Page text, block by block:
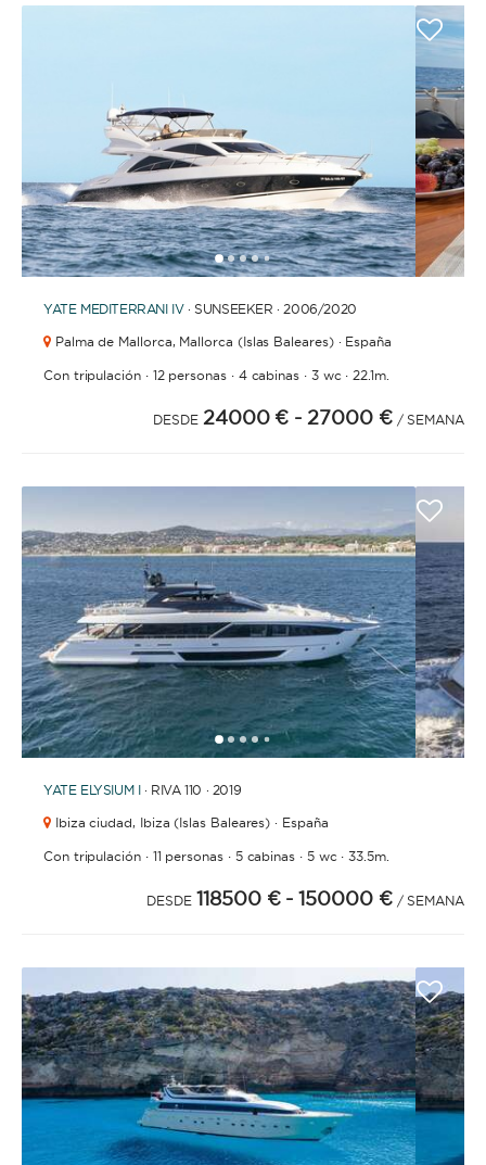
12345 6789101112131415161718192021
YATE MEDITERRANI IV· SUNSEEKER · 2006/2020
Palma de Mallorca, Mallorca (Islas Baleares) · España
Con tripulación· 12 personas· 4 cabinas · 3 wc· 22.1m.
DESDE 24000 € - 27000 € / SEMANA
12345 678910111213141516171819
YATE ELYSIUM I· RIVA 110 · 2019
Ibiza ciudad, Ibiza (Islas Baleares) · España
Con tripulación· 11 personas· 5 cabinas · 5 wc·33.5m.
DESDE 118500 € - 150000 € / SEMANA